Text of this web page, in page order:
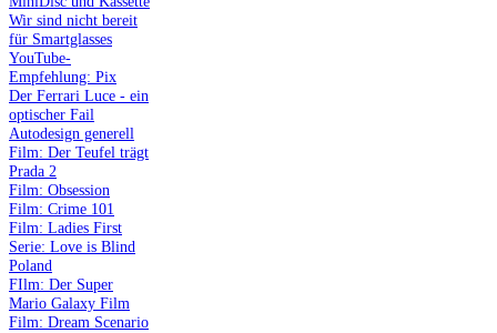
Wir sind nicht bereit
für Smartglasses
YouTube-
Empfehlung: Pix
Der Ferrari Luce - ein
optischer Fail
Autodesign generell
Film: Der Teufel trägt
Prada 2
Film: Obsession
Film: Crime 101
Film: Ladies First
Serie: Love is Blind
Poland
FIlm: Der Super
Mario Galaxy Film
Film: Dream Scenario